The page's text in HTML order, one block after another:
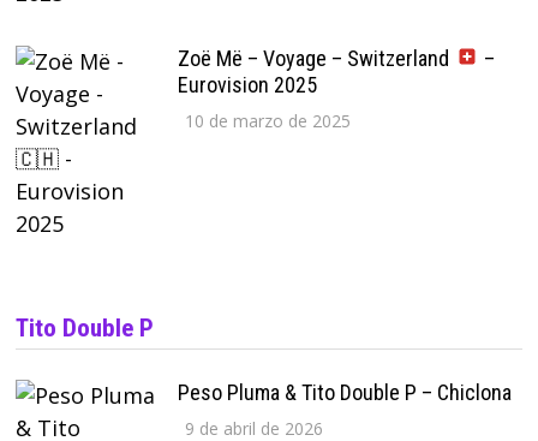
Zoë Më – Voyage – Switzerland
–
Eurovision 2025
10 de marzo de 2025
Tito Double P
Peso Pluma & Tito Double P – Chiclona
9 de abril de 2026